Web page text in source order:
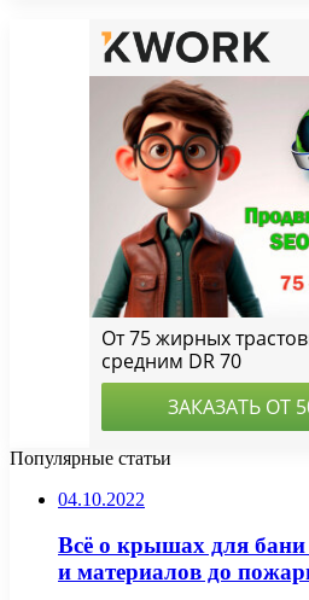
Популярные статьи
04.10.2022
Всё о крышах для
и материалов до